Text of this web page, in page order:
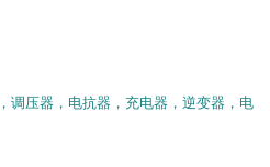
调压器，电抗器，充电器，逆变器，电